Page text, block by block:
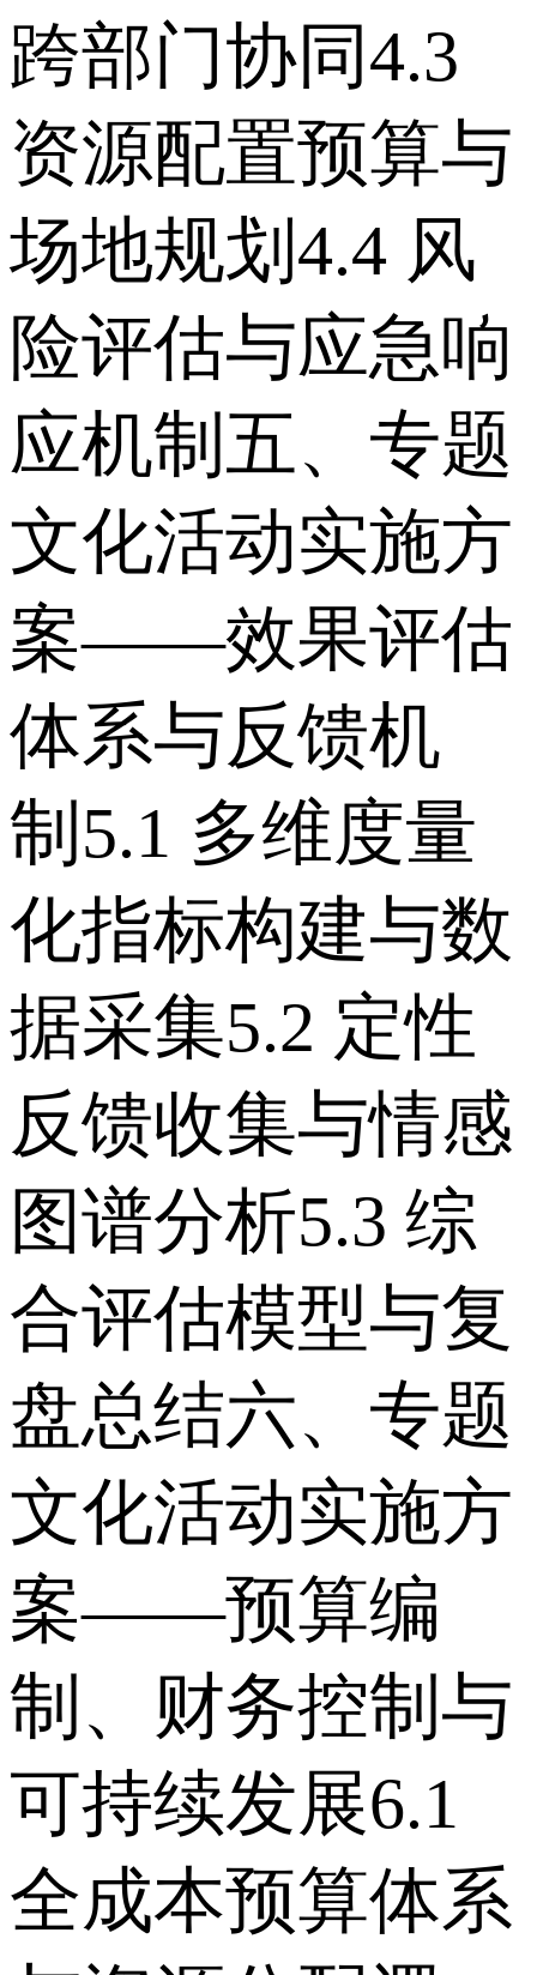
跨部门协同 4.3
资源配置预算与
场地规划 4.4 风
险评估与应急响
应机制 五、专题
文化活动实施方
案——效果评估
体系与反馈机
制 5.1 多维度量
化指标构建与数
据采集 5.2 定性
反馈收集与情感
图谱分析 5.3 综
合评估模型与复
盘总结 六、专题
文化活动实施方
案——预算编
制、财务控制与
可持续发展 6.1
全成本预算体系